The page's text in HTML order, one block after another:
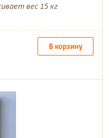
вес 15 кг
В корзину